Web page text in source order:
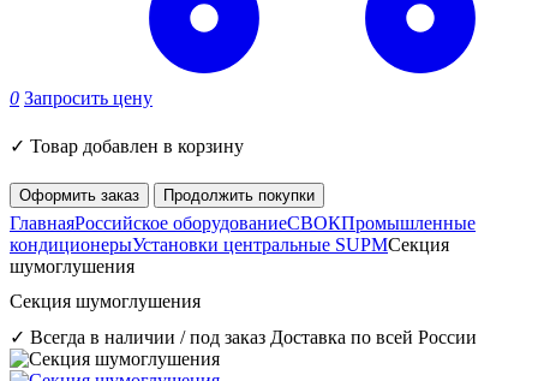
0 Запросить цену
✓ Товар добавлен в корзину
Оформить заказ Продолжить покупки
ГлавнаяРоссийское оборудованиеСВОКПромышленные
кондиционерыУстановки центральные SUPMСекция
шумоглушения
Секция шумоглушения
✓ Всегда в наличии / под заказ Доставка по всей России